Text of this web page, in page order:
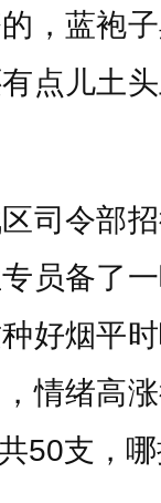
，蓝袍
点儿土
令部招
员备了
好烟平
情绪高
50支，